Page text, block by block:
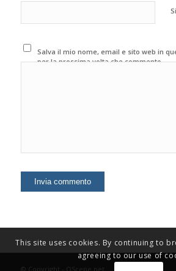
Salva il mio nome, email e sito web in
per la prossima volta che commento.
© Copyright - OScene.net
This site uses cookies. By continuing to
agreeing to our use of